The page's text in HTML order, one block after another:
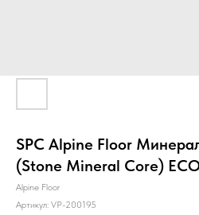
SPC Alpine Floor
(Stone Mineral Core)
Alpine Floor
Артикул: VP-200195